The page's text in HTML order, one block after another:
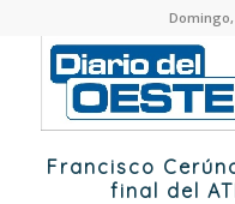
Domingo,
Francisco
final del